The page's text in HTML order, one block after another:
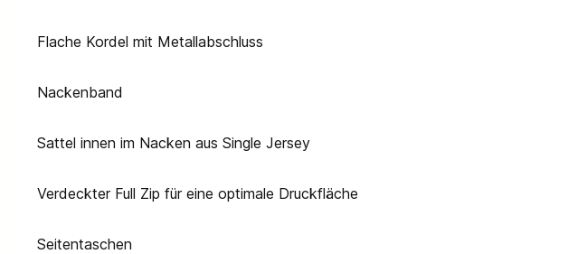
Flache Kordel mit Metallabschluss
Nackenband
Sattel innen im Nacken aus Single Jersey
Verdeckter Full Zip für eine optimale Druckfläche
Seitentaschen